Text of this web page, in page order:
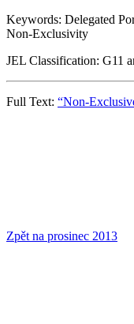
Keywords: Delegated
Non-Exclusivity
JEL Classification: G11
Full Text: “Non-
Zpět na prosinec 2013